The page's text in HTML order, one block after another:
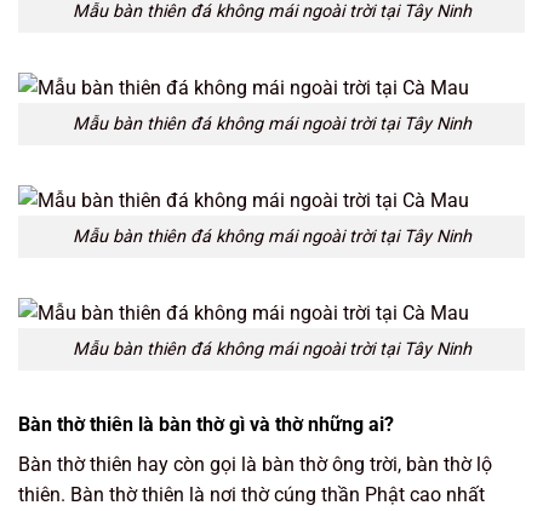
Mẫu bàn thiên đá không mái ngoài trời tại Tây Ninh
Mẫu bàn thiên đá không mái ngoài trời tại Tây Ninh
Mẫu bàn thiên đá không mái ngoài trời tại Tây Ninh
Mẫu bàn thiên đá không mái ngoài trời tại Tây Ninh
Bàn thờ thiên là bàn thờ gì và thờ những ai?
Bàn thờ thiên hay còn gọi là bàn thờ ông trời, bàn thờ lộ
thiên. Bàn thờ thiên là nơi thờ cúng thần Phật cao nhất